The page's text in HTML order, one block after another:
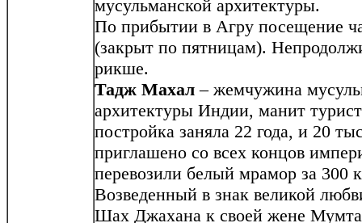
мусульманской архитектуры.
По прибытии в Агру посещение
(закрыт по пятницам).
рикше.
Тадж Махал – жемчужина
архитектуры Индии, манит
постройка заняла 22 года, и 20
приглашено со всех концов
перевозили белый мрамор за 300
Возведенный в знак великой
Шах Джахана к своей жене